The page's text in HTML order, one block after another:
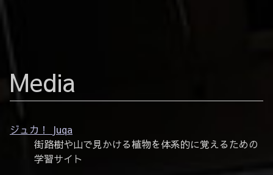
Media
ジュカ！ Juqa
街路樹や山で見かける植物を体系的に覚えるための
学習サイト